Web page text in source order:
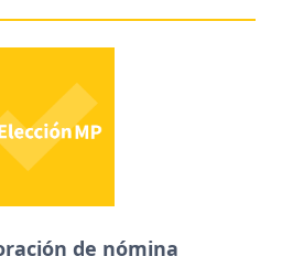
de nómina